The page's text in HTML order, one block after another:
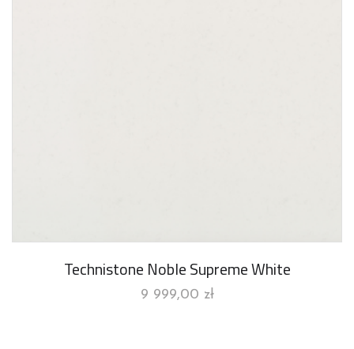
Technistone Noble Supreme White
9 999,00 zł